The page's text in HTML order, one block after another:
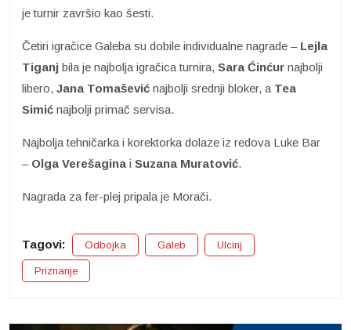
je turnir završio kao šesti.
Četiri igračice Galeba su dobile individualne nagrade – Lejla
Tiganj bila je najbolja igračica turnira, Sara Ćinćur najbolji
libero, Jana Tomašević najbolji srednji bloker, a Tea
Simić najbolji primač servisa.
Najbolja tehničarka i korektorka dolaze iz redova Luke Bar
– Olga Verešagina i Suzana Muratović.
Nagrada za fer-plej pripala je Morači.
Tagovi: Odbojka Galeb Ulcinj
Priznanje